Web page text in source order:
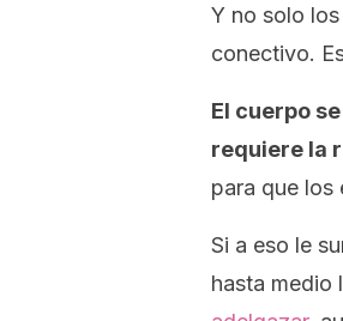
Y no solo
conectivo.
El cuerpo
requiere la
para que los
Si a eso le
hasta medio